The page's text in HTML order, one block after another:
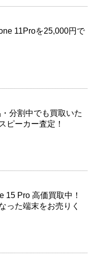
11Proを25,000円で
分割中でも買取いた
ピーカー査定！
15 Pro 高価買取中！
った端末をお売りく